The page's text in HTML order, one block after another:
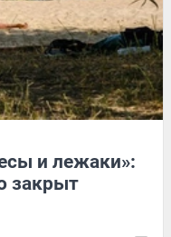
и лежаки»:
закрыт